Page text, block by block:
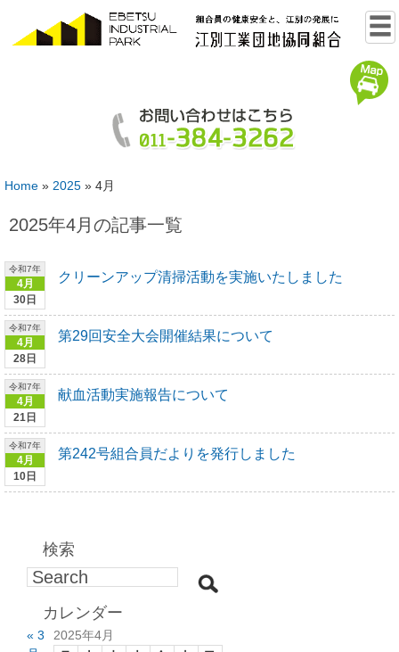
Home » 2025 » 4月
2025年4月の記事一覧
令和7年
4月
30日
クリーンアップ清掃活動を実施いたしました
令和7年
4月
28日
第29回安全大会開催結果について
令和7年
4月
21日
献血活動実施報告について
令和7年
4月
10日
第242号組合員だよりを発行しました
検索
カレンダー
2025年4月
« 3